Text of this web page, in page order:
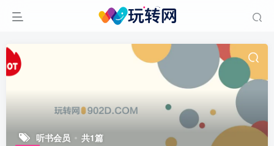
听书会员 共1篇